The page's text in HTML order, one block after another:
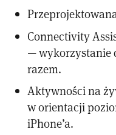
Connectivity
— wykorzystanie
razem.
Aktywności na
w orientacji
iPhone’a.